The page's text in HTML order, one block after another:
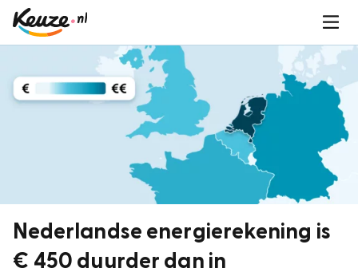
Nederlandse energierekening is
€ 450 duurder dan in